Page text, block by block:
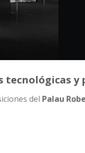
tecnológicas
del Palau